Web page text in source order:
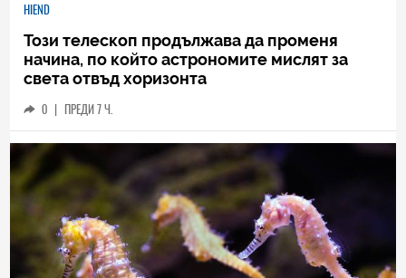
HIEND
Този телескоп продължава да променя
начина, по който астрономите мислят за
света отвъд хоризонта
0 | ПРЕДИ 7 Ч.